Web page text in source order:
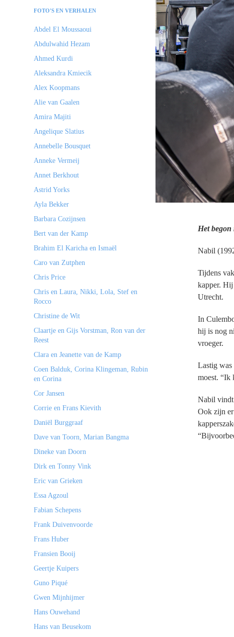
FOTO'S EN VERHALEN
Abdel El Moussaoui
Abdulwahid Hezam
Ahmed Kurdi
Aleksandra Kmiecik
Alex Koopmans
Alie van Gaalen
Amira Majiti
Angelique Slatius
Annebelle Bousquet
Anneke Vermeij
Annet Berkhout
Astrid Yorks
Ayla Bekker
Barbara Cozijnsen
Bert van der Kamp
Brahim El Karicha en Ismaël
Caro van Zutphen
Chris Price
Chris en Laura, Nikki, Lola, Stef en
Rocco
Christine de Wit
Claartje en Gijs Vorstman, Ron van der
Reest
Clara en Jeanette van de Kamp
Coen Balduk, Corina Klingeman, Rubin
en Corina
Cor Jansen
Corrie en Frans Kievith
Daniël Burggraaf
Dave van Toorn, Marian Bangma
Dineke van Doorn
Dirk en Tonny Vink
Eric van Grieken
Essa Agzoul
Fabian Schepens
Frank Duivenvoorde
Frans Huber
Fransien Booij
Geertje Kuipers
Guno Piqué
Gwen Mijnhijmer
Hans Ouwehand
Hans van Beusekom
Het begon
Nabil
Tijdens
kapper.
Utrecht.
In
hij is nog
vroeger.
Lastig was
moest. “Ik
Nabil vindt
Ook zijn